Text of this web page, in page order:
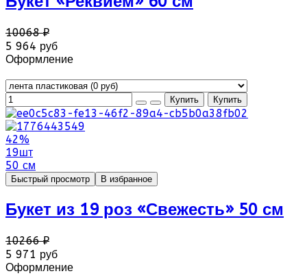
10068 ₽
5 964 руб
Оформление
42%
19шт
50 см
Быстрый просмотр В избранное
Букет из 19 роз «Свежесть» 50 см
10266 ₽
5 971 руб
Оформление